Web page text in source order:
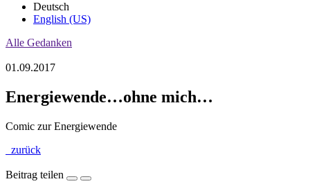
Deutsch
English (US)
Alle Gedanken
01.09.2017
Energiewende…ohne mich…
Comic zur Energiewende
zurück
Beitrag teilen